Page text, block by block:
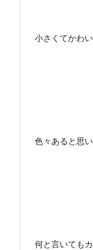
小さくてかわ
色々あると思
何と言いても